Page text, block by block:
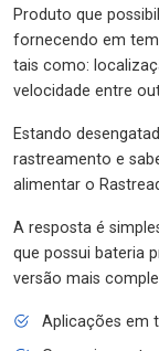
Produto que
fornecendo em
tais como:
velocidade entre
Estando
rastreamento e
alimentar o
A resposta é
que possui bateria
versão mais
Aplicações em